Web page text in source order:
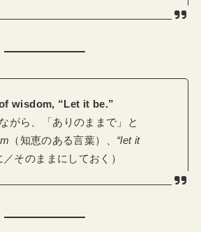
wisdom, “Let it be.”
がら、「ありのままで」と
（知恵のある言葉）、 “let it
そのままにしておく）